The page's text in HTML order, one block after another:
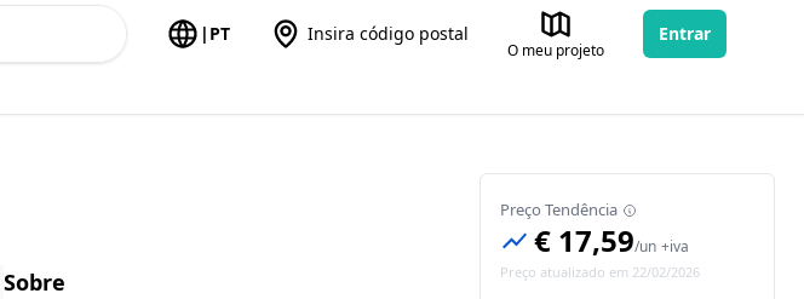
| PT Insira código postal
O meu projeto
Entrar
Sobre
Preço Tendência
€ 17,59/un +iva
Preço atualizado em 22/02/2026